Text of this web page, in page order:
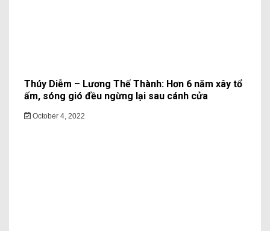
Thúy Diễm – Lương Thế Thành: Hơn 6 năm xây tổ
ấm, sóng gió đều ngừng lại sau cánh cửa
October 4, 2022